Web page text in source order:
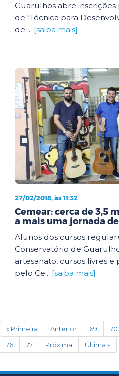
Guarulhos abre inscrições
de “Técnica para
de ... [saiba mais]
27/02/2018, às 11:32
Cemear: cerca de 3,5
a mais uma jornada
Alunos dos cursos
Conservatório de
artesanato, cursos livres
pelo Ce... [saiba mais]
« Primeira Anterior 69 70
76
77 Próxima Última »